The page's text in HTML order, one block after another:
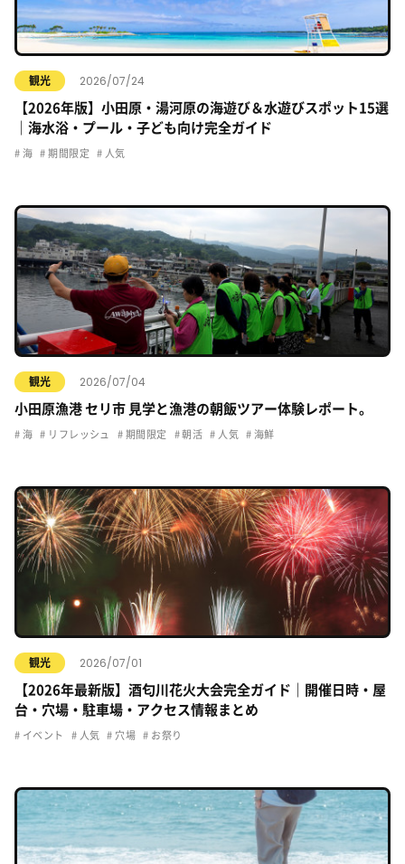
観光 2026/07/24
【2026年版】小田原・湯河原の海遊び＆水遊びスポット15選
｜海水浴・プール・子ども向け完全ガイド
海 期間限定 人気
観光 2026/07/04
小田原漁港 セリ市 見学と漁港の朝飯ツアー体験レポート。
海 リフレッシュ 期間限定 朝活 人気 海鮮
観光 2026/07/01
【2026年最新版】酒匂川花火大会完全ガイド｜開催日時・屋
台・穴場・駐車場・アクセス情報まとめ
イベント 人気 穴場 お祭り